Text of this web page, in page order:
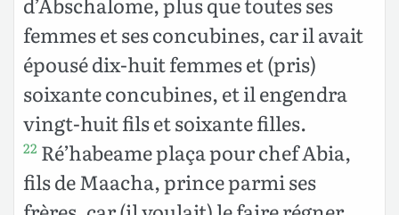
femmes et ses concubines, car il avait
épousé dix-huit femmes et (pris)
soixante concubines, et il engendra
vingt-huit fils et soixante filles.
22 Ré’habeame plaça pour chef Abia,
fils de Maacha, prince parmi ses